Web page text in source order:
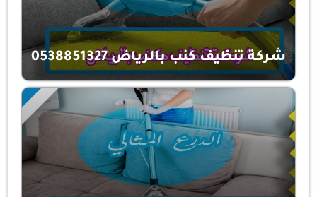
شركة تنظيف كنب بالرياض 0538851327